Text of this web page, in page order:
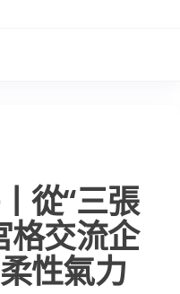
從“三張
格交流企
性氣力